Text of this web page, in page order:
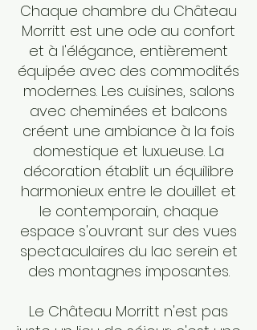
Chaque chambre du Château
Morritt est une ode au confort
et à l'élégance, entièrement
équipée avec des commodités
modernes. Les cuisines, salons
avec cheminées et balcons
créent une ambiance à la fois
domestique et luxueuse. La
décoration établit un équilibre
harmonieux entre le douillet et
le contemporain, chaque
espace s'ouvrant sur des vues
spectaculaires du lac serein et
des montagnes imposantes.
Le Château Morritt n'est pas